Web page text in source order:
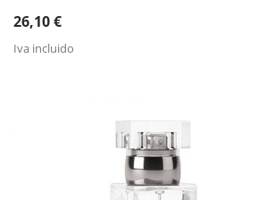
26,10€
Iva incluido